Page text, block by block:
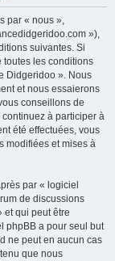
par « nous »,
»),
suivantes. Si
toutes les conditions
Didgeridoo ». Nous
et nous essaierons
conseillons de
à participer à
été effectuées, vous
modifiées et mises à
par « logiciel
de discussions
et qui peut être
phpBB a pour seul but
ne peut en aucun cas
que nous